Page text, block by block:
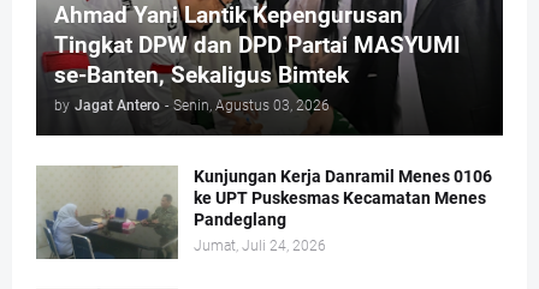
Ahmad Yani Lantik Kepengurusan
Tingkat DPW dan DPD Partai MASYUMI
se-Banten, Sekaligus Bimtek
by Jagat Antero - Senin, Agustus 03, 2026
Kunjungan Kerja Danramil Menes 0106
ke UPT Puskesmas Kecamatan Menes
Pandeglang
Jumat, Juli 24, 2026